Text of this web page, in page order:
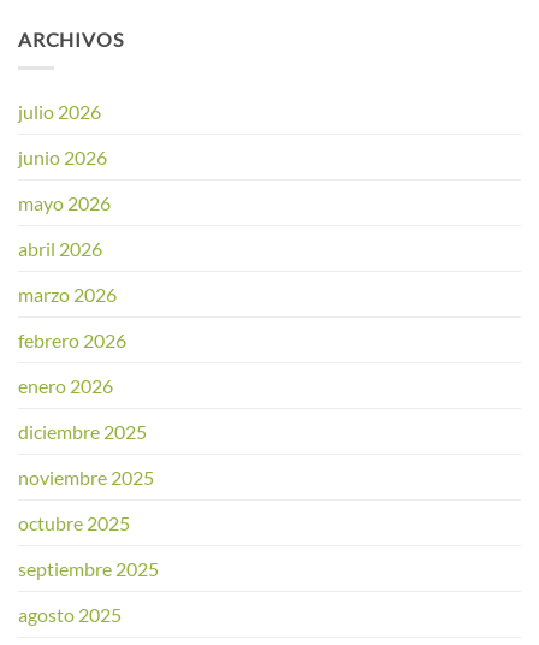
ARCHIVOS
julio 2026
junio 2026
mayo 2026
abril 2026
marzo 2026
febrero 2026
enero 2026
diciembre 2025
noviembre 2025
octubre 2025
septiembre 2025
agosto 2025